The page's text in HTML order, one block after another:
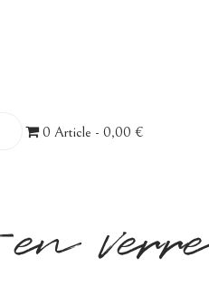
0 Article 0,00 €
verre